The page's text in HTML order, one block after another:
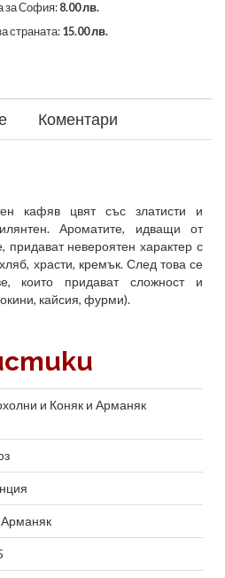
за София:8.00 лв.
страната: 15.00 лв.
Коментари
кафяв цвят със златисти и
Ароматите, идващи от
придават невероятен характер с
храсти, кремък. След това се
които придават сложност и
кайсия, фурми).
и Коняк и Арманяк